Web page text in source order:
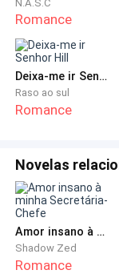
Olívia vestiu
tempo. Por
que abraçava
marcando a
sandália de
— Gata, hoje a
piscando com
homem.
Dentro de Olívia,
N.A.S.C
Romance
Deixa-me ir Senhor Hill
Raso ao sul
Romance
Novelas
Amor insano à minha Secretária-Chefe
Shadow Zed
Romance